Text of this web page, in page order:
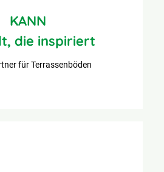
KANN
die inspiriert
für Terrassenböden